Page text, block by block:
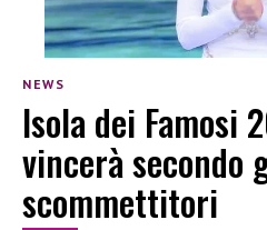
NEWS
Isola dei Famosi
vincerà secondo
scommettitori